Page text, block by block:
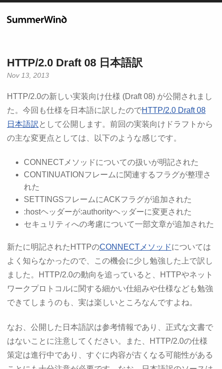
HTTP/2.0 Draft 08 日本語訳
Nov 13, 2013
HTTP/2.0の新しい実装向け仕様 (Draft 08) が公開されまし
た。今回も仕様を日本語に訳したのでHTTP/2.0 Draft 08
日本語訳 として公開します。前回の実装向けドラフトから
の主な変更点としては、以下のような感じです。
CONNECTメソッドについての扱いが明記された
CONTINUATIONフレームに関連するフラグが整理さ
れた
SETTINGSフレームにACKフラグが追加された
:hostヘッダーが:authorityヘッダーに変更された
セキュリティへの考慮について一部文章が追加された
新たに明記されたHTTPのCONNECTメソッドについては
よく知らなかったので、この機会に少し勉強した上で訳し
ました。HTTP/2.0の動向を追っていると、HTTPやネット
ワークプロトコルに関する細かい仕組みや仕様なども勉強
できてしまうのも、実は楽しいところなんですよね。
なお、公開した日本語訳は参考情報であり、正式な文書で
はないことに注意してください。また、HTTP/2.0の仕様
策定は進行中であり、すぐに内容が古くなる可能性がある